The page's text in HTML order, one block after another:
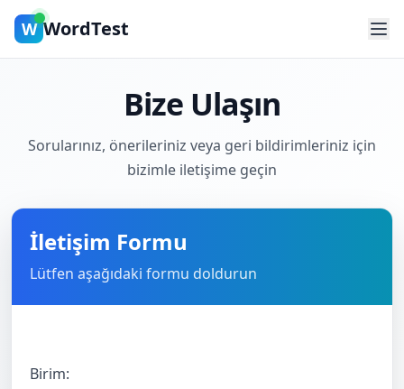
W WordTest
Bize Ulaşın
Sorularınız, önerileriniz veya geri bildirimleriniz için
bizimle iletişime geçin
İletişim Formu
Lütfen aşağıdaki formu doldurun
Birim: